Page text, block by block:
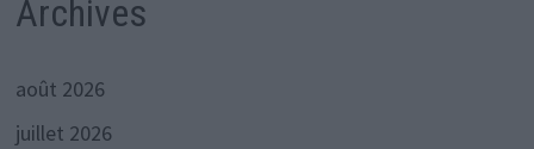
Archives
août 2026
juillet 2026